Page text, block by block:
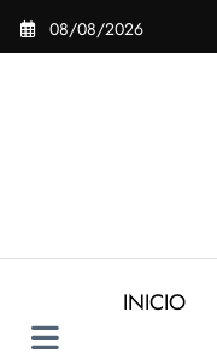
Saltar
08/08/2026
INICIO